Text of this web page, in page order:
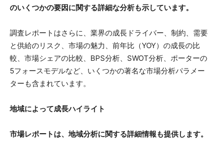
のいくつかの要因に関する詳細な分析も示しています。
調査レポートはさらに、業界の成長ドライバー、制約、需要
と供給のリスク、市場の魅力、前年比（YOY）の成長の比
較、市場シェアの比較、BPS分析、SWOT分析、ポーターの
5フォースモデルなど、いくつかの著名な市場分析パラメー
ターも含まれています。
地域によって成長ハイライト
市場レポートは、地域分析に関する詳細情報も提供します。